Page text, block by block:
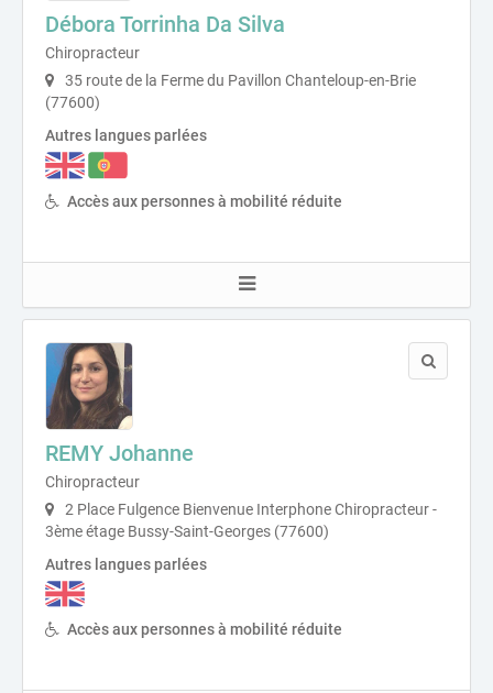
Débora Torrinha Da Silva
Chiropracteur
35 route de la Ferme du Pavillon Chanteloup-en-Brie
(77600)
Autres langues parlées
Accès aux personnes à mobilité réduite
REMY Johanne
Chiropracteur
2 Place Fulgence Bienvenue Interphone Chiropracteur -
3ème étage Bussy-Saint-Georges (77600)
Autres langues parlées
Accès aux personnes à mobilité réduite